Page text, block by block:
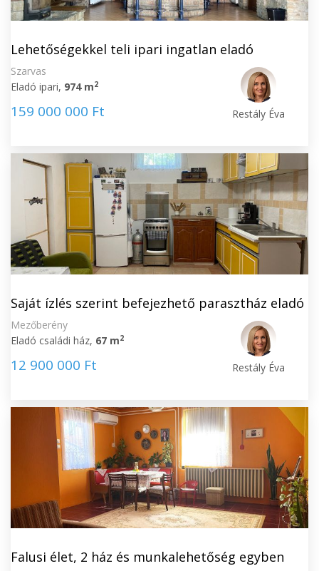
Lehetőségekkel teli ipari ingatlan eladó
Szarvas
Eladó ipari, 974 m2
159 000 000 Ft Restály Éva
Saját ízlés szerint befejezhető parasztház eladó
Mezőberény
Eladó családi ház, 67 m2
12 900 000 Ft Restály Éva
Falusi élet, 2 ház és munkalehetőség egyben